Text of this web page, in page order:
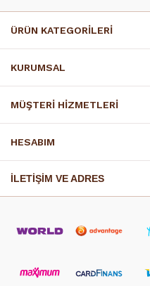
ÜRÜN KATEGORİLERİ
KURUMSAL
MÜŞTERİ HİZMETLERİ
HESABIM
İLETİŞİM VE ADRES